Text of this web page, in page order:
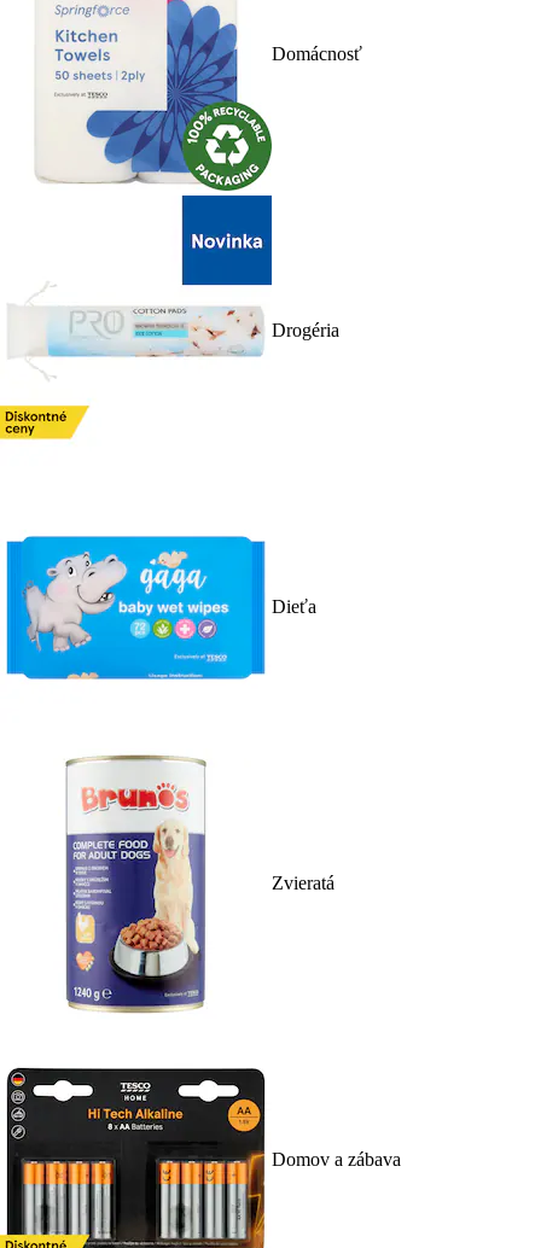
Domácnosť
Drogéria
Dieťa
Zvieratá
Domov a zábava